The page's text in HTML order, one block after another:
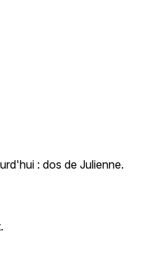
: dos de Julienne.